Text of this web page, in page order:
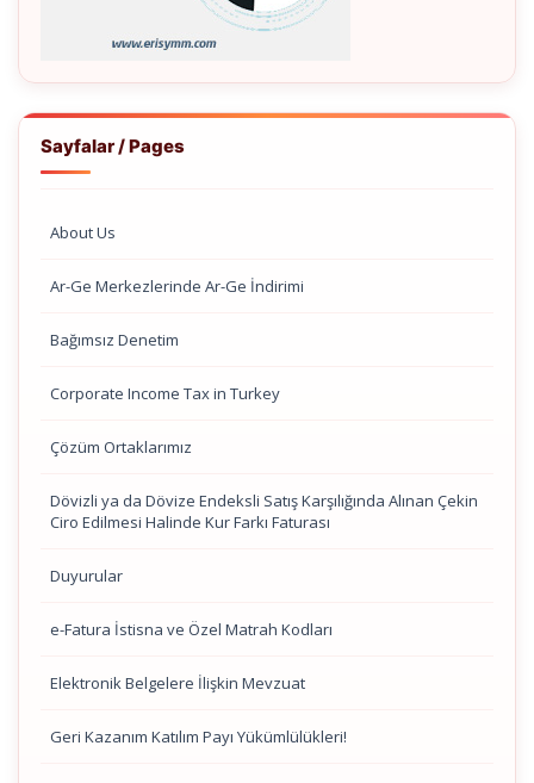
Sayfalar / Pages
About Us
Ar-Ge Merkezlerinde Ar-Ge İndirimi
Bağımsız Denetim
Corporate Income Tax in Turkey
Çözüm Ortaklarımız
Dövizli ya da Dövize Endeksli Satış Karşılığında Alınan Çekin
Ciro Edilmesi Halinde Kur Farkı Faturası
Duyurular
e-Fatura İstisna ve Özel Matrah Kodları
Elektronik Belgelere İlişkin Mevzuat
Geri Kazanım Katılım Payı Yükümlülükleri!